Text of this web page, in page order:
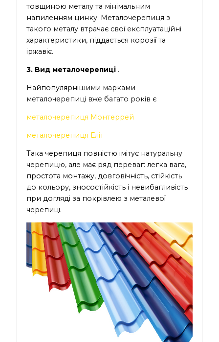
товщиною металу та мінімальним
напиленням цинку. Металочерепиця з
такого металу втрачає свої експлуатаційні
характеристики, піддається корозії та
іржавіє.
3. Вид металочерепиці .
Найпопулярнішими марками
металочерепиці вже багато років є
металочерепиця Монтеррей
металочерепиця Еліт
Така черепиця повністю імітує натуральну
черепицю, але має ряд переваг: легка вага,
простота монтажу, довговічність, стійкість
до кольору, зносостійкість і невибагливість
при догляді за покрівлею з металевої
черепиці.